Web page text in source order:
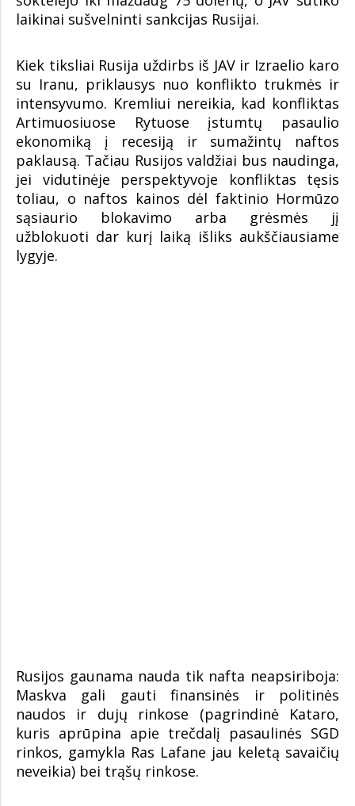
laikinai sušvelninti sankcijas Rusijai.
Kiek tiksliai Rusija uždirbs iš JAV ir Izraelio karo
su Iranu, priklausys nuo konflikto trukmės ir
intensyvumo. Kremliui nereikia, kad konfliktas
Artimuosiuose Rytuose įstumtų pasaulio
ekonomiką į recesiją ir sumažintų naftos
paklausą. Tačiau Rusijos valdžiai bus naudinga,
jei vidutinėje perspektyvoje konfliktas tęsis
toliau, o naftos kainos dėl faktinio Hormūzo
sąsiaurio blokavimo arba grėsmės jį
užblokuoti dar kurį laiką išliks aukščiausiame
lygyje.
Rusijos gaunama nauda tik nafta neapsiriboja:
Maskva gali gauti finansinės ir politinės
naudos ir dujų rinkose (pagrindinė Kataro,
kuris aprūpina apie trečdalį pasaulinės SGD
rinkos, gamykla Ras Lafane jau keletą savaičių
neveikia) bei trąšų rinkose.